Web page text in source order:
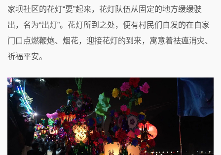
家坝社区的花灯“耍”起来，花灯队伍从固定的地方缓缓驶
出，名为“出灯”。花灯所到之处，便有村民们自发的在自家
门口点燃鞭炮、烟花，迎接花灯的到来，寓意着祛瘟消灾、
祈福平安。